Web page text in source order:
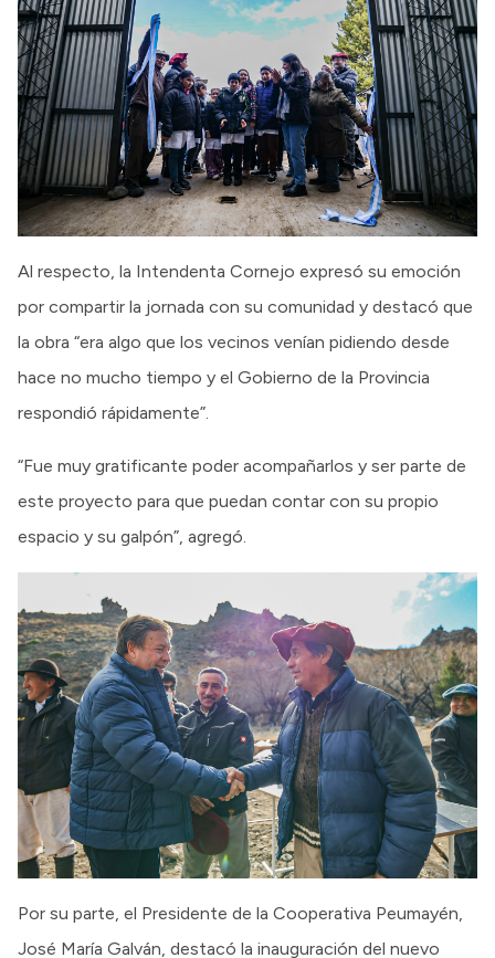
Al respecto, la Intendenta Cornejo expresó su emoción
por compartir la jornada con su comunidad y destacó que
la obra “era algo que los vecinos venían pidiendo desde
hace no mucho tiempo y el Gobierno de la Provincia
respondió rápidamente”.
“Fue muy gratificante poder acompañarlos y ser parte de
este proyecto para que puedan contar con su propio
espacio y su galpón”, agregó.
Por su parte, el Presidente de la Cooperativa Peumayén,
José María Galván, destacó la inauguración del nuevo